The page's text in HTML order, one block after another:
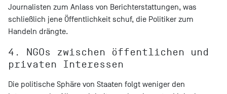
Journalisten zum Anlass von Berichterstattungen, was
schließlich jene Öffentlichkeit schuf, die Politiker zum
Handeln drängte.
4. NGOs zwischen öffentlichen und
privaten Interessen
Die politische Sphäre von Staaten folgt weniger den